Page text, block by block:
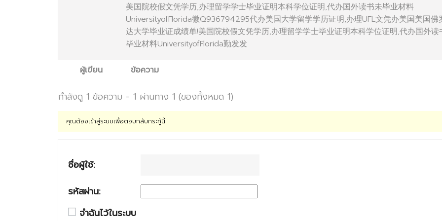
美国院校假文凭学历,办理留学学士毕业证明本科学位证明,代办国外读书未毕业材料
UniversityofFlorida微Q936794295代办美国大学留学学历证明,办理UFL文凭办美国美国佛
达大学毕业证成绩单!美国院校假文凭学历,办理留学学士毕业证明本科学位证明,代办国外读
毕业材料UniversityofFlorida勤发发
ผู้เขียน ข้อความ
กำลังดู 1 ข้อความ - 1 ผ่านทาง 1 (ของทั้งหมด 1)
คุณต้องเข้าสู่ระบบเพื่อตอบกลับกระทู้นี้
ชื่อผู้ใช้:
รหัสผ่าน:
จำฉันไว้ในระบบ